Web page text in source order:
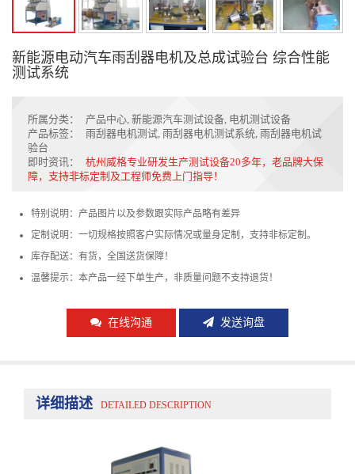
新能源电动汽车雨刮器电机及总成试验台 综合性能
测试系统
所属分类： 产品中心, 新能源汽车测试设备, 电机测试设备
产品标签：
雨刮器电机测试, 雨刮器电机测试系统, 雨刮器电机试
验台
即时资讯：
杭州威格专业研发生产测试设备20多年，老品牌大保
障，支持非标定制及工程师免费上门指导！
特别说明：产品图片以及参数跟实际产品略有差异
定制说明：一切规格按照客户实际情况或量身定制，支持非标定制。
库存配送：有货，全国送货保障！
温馨提示：本产品一经下单生产，非质量问题不支持退货！
在线沟通 发送询盘
详细描述 DETAILED DESCRIPTION